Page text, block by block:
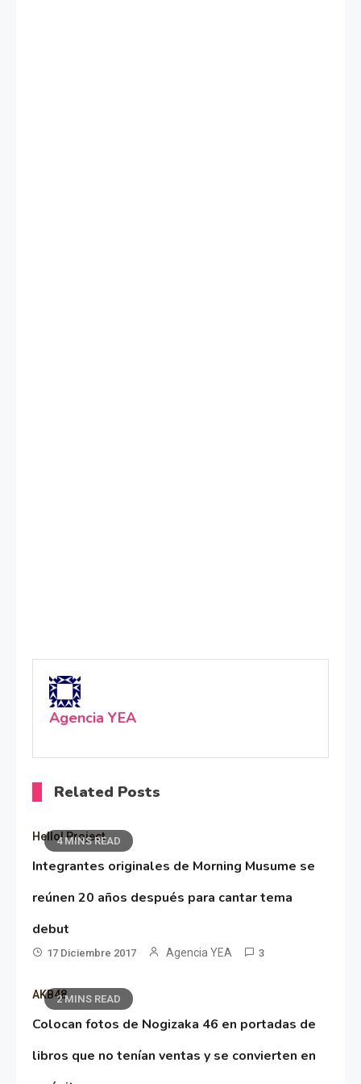
Agencia YEA
Related Posts
4 MINS READ
Hello! Project
Integrantes originales de Morning Musume se
reúnen 20 años después para cantar tema
debut
17 Diciembre 2017 Agencia YEA 3
2 MINS READ
AKB48
Colocan fotos de Nogizaka 46 en portadas de
libros que no tenían ventas y se convierten en